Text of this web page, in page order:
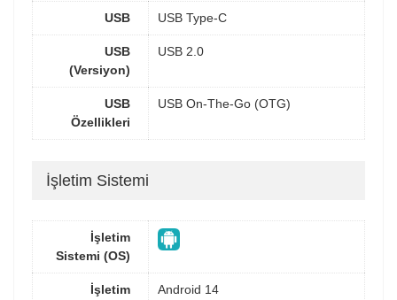
USB USB Type-C
USB
(Versiyon)
USB 2.0
USB
Özellikleri
USB On-The-Go (OTG)
İşletim Sistemi
İşletim
Sistemi (OS)
İşletim
Android 14